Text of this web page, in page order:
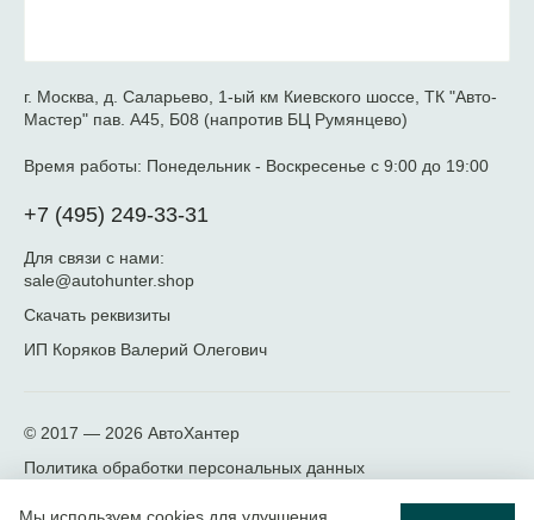
г. Москва, д. Саларьево, 1-ый км Киевского шоссе, ТК "Авто-
Мастер" пав. А45, Б08 (напротив БЦ Румянцево)
Время работы: Понедельник - Воскресенье с 9:00 до 19:00
+7 (495) 249-33-31
Для связи с нами:
sale@autohunter.shop
Скачать реквизиты
ИП Коряков Валерий Олегович
© 2017 — 2026 АвтоХантер
Политика обработки персональных данных